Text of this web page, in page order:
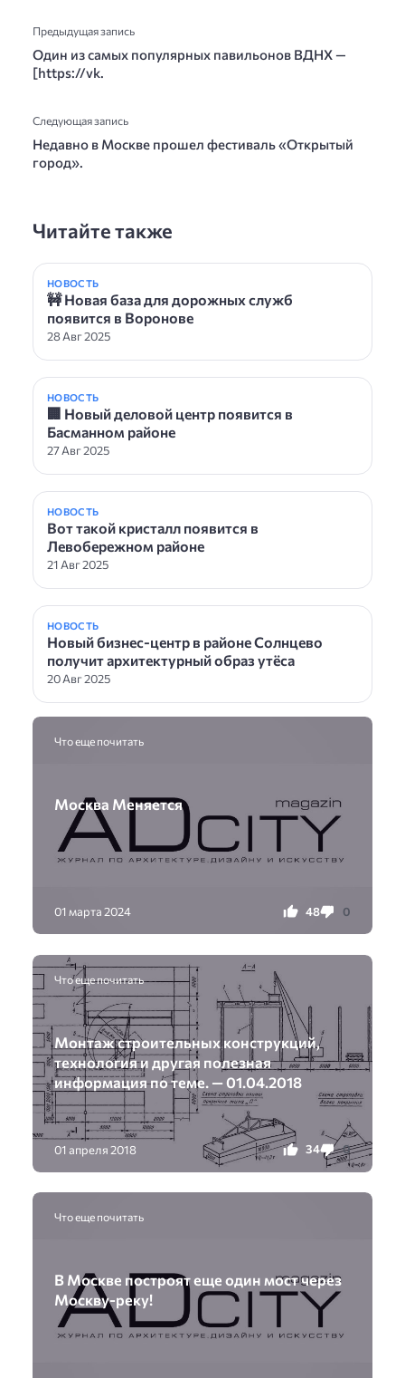
Предыдущая запись
Один из самых популярных павильонов ВДНХ —
[https://vk.
Следующая запись
Недавно в Москве прошел фестиваль «Открытый
город».
Читайте также
НОВОСТЬ
🚧 Новая база для дорожных служб
появится в Воронове
28 Авг 2025
НОВОСТЬ
🏢 Новый деловой центр появится в
Басманном районе
27 Авг 2025
НОВОСТЬ
Вот такой кристалл появится в
Левобережном районе
21 Авг 2025
НОВОСТЬ
Новый бизнес-центр в районе Солнцево
получит архитектурный образ утёса
20 Авг 2025
Что еще почитать
Москва Меняется
01 марта 2024 48 0
Что еще почитать
Монтаж строительных конструкций,
технология и другая полезная
информация по теме. — 01.04.2018
01 апреля 2018 34 0
Что еще почитать
В Москве построят еще один мост через
Москву-реку!